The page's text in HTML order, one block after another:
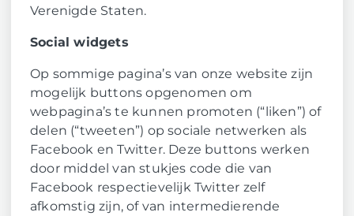
Verenigde Staten.
Social widgets
Op sommige pagina’s van onze website zijn
mogelijk buttons opgenomen om
webpagina’s te kunnen promoten (“liken”) of
delen (“tweeten”) op sociale netwerken als
Facebook en Twitter. Deze buttons werken
door middel van stukjes code die van
Facebook respectievelijk Twitter zelf
afkomstig zijn, of van intermedierende